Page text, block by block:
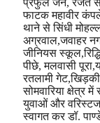
फाटक महावीर
थाने से सिंधी
अग्रवाल,जवाहर
जीनियस
पीछे, मलवासी
रतलामी गेट,खिड़की
सोमवारिया क्षेत्र
युवाओं और
स्वागत कर डॉ.